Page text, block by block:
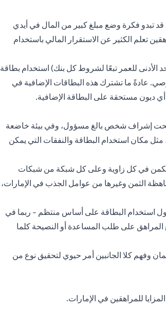
قد تبدو فكرة وضع مبلغ كبير من المال في أيدي
تعلم الكثير عن الاستقرار المالي باستخدام
يمكن لأي شخص يزيد عمره عن 15 عامًا (يختلف الحد الأدنى للعمر تبعًا لشروط كل بنك) استخدام بطاقة
عادةً ما تشترك هذه البطاقات الإضافية في
أي ديون مستحقة على البطاقة الإضافية.
تحت إشراف شخص بالغ مسؤول، وفي بيئة خاضعة
مكان استخدام البطاقة والنفقات التي يمكن
يكمن في كل زاوية وعلى كل شبكة من شبكات
الثمن وغيرها من عوامل الجذب في الإمارات،
حول استخدام البطاقة على أساس منتظم - ربما في
على طلب المساعدة أو النصيحة كلما
وفهم كلا الجانبين أمر حيوي لتحقيق نوع من
للمراهقين في الإمارات.